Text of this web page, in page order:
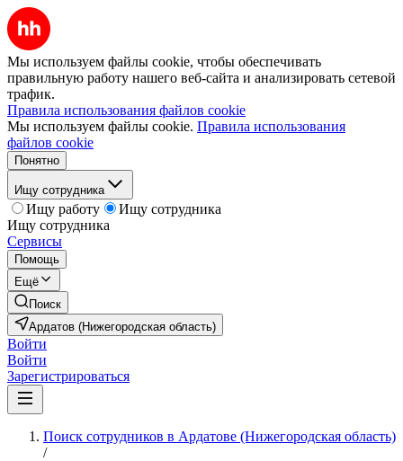
Мы используем файлы cookie, чтобы обеспечивать
правильную работу нашего веб-сайта и анализировать сетевой
трафик.
Правила использования файлов cookie
Мы используем файлы cookie. Правила использования
файлов cookie
Понятно
Ищу сотрудника
Ищу работу
Ищу сотрудника
Ищу сотрудника
Сервисы
Помощь
Ещё
Поиск
Ардатов (Нижегородская область)
Войти
Войти
Зарегистрироваться
Поиск сотрудников в Ардатове (Нижегородская область)
/